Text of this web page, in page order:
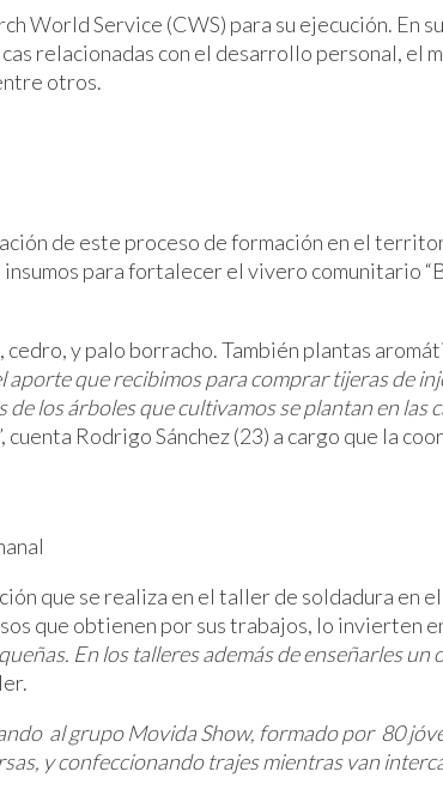
World Service (CWS) para su ejecución. En
relacionadas con el desarrollo personal, el
otros.
de este proceso de formación en el
para fortalecer el vivero comunitario
y palo borracho. También plantas
aporte que recibimos para comprar tijeras de
los árboles que cultivamos se plantan en
cuenta Rodrigo Sánchez (23) a cargo que la
que se realiza en el taller de soldadura
que obtienen por sus trabajos, lo invierten
En los talleres además de enseñarles
al grupo Movida Show, formado por 80
y confeccionando trajes mientras van